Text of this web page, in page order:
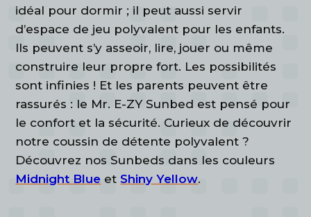
idéal pour dormir ; il peut aussi servir
d’espace de jeu polyvalent pour les enfants.
Ils peuvent s’y asseoir, lire, jouer ou même
construire leur propre fort. Les possibilités
sont infinies ! Et les parents peuvent être
rassurés : le Mr. E-ZY Sunbed est pensé pour
le confort et la sécurité. Curieux de découvrir
notre coussin de détente polyvalent ?
Découvrez nos Sunbeds dans les couleurs
Midnight Blue et Shiny Yellow.